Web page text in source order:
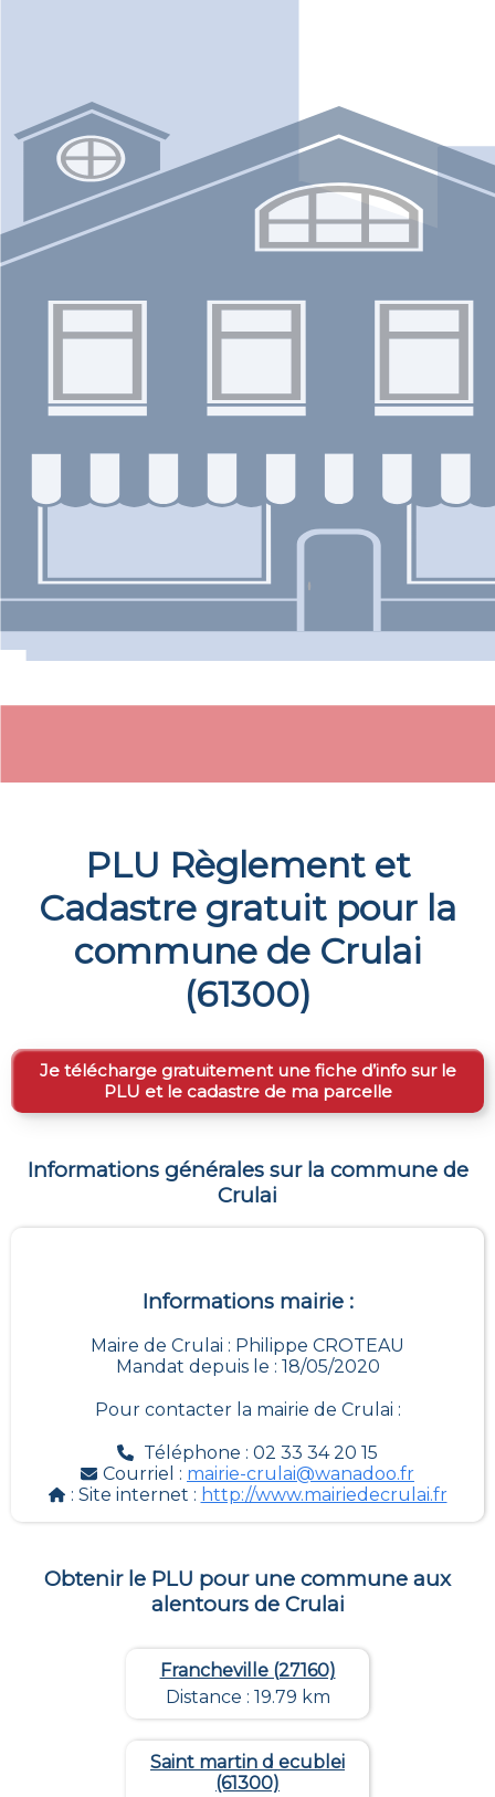
PLU Règlement et
Cadastre gratuit pour la
commune de Crulai
(61300)
Je télécharge gratuitement une fiche d’info sur le
PLU et le cadastre de ma parcelle
Informations générales sur la commune de
Crulai
Informations mairie :
Maire de Crulai : Philippe CROTEAU
Mandat depuis le : 18/05/2020
Pour contacter la mairie de Crulai :
Téléphone : 02 33 34 20 15
Courriel : mairie-crulai@wanadoo.fr
: Site internet : http://www.mairiedecrulai.fr
Obtenir le PLU pour une commune aux
alentours de Crulai
Francheville (27160)
Distance : 19.79 km
Saint martin d ecublei
(61300)